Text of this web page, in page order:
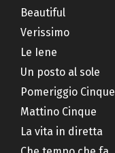
Beautiful
Verissimo
Le Iene
Un posto al sole
Pomeriggio Cinque
Mattino Cinque
La vita in diretta